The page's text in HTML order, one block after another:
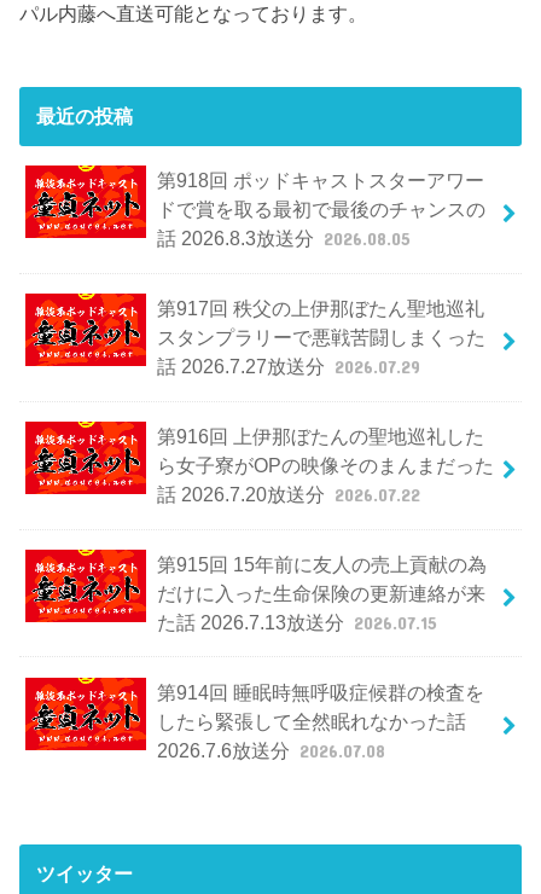
パル内藤へ直送可能となっております。
最近の投稿
第918回 ポッドキャストスターアワー
ドで賞を取る最初で最後のチャンスの
話 2026.8.3放送分 2026.08.05
第917回 秩父の上伊那ぼたん聖地巡礼
スタンプラリーで悪戦苦闘しまくった
話 2026.7.27放送分 2026.07.29
第916回 上伊那ぼたんの聖地巡礼した
ら女子寮がOPの映像そのまんまだった
話 2026.7.20放送分 2026.07.22
第915回 15年前に友人の売上貢献の為
だけに入った生命保険の更新連絡が来
た話 2026.7.13放送分 2026.07.15
第914回 睡眠時無呼吸症候群の検査を
したら緊張して全然眠れなかった話
2026.7.6放送分 2026.07.08
ツイッター